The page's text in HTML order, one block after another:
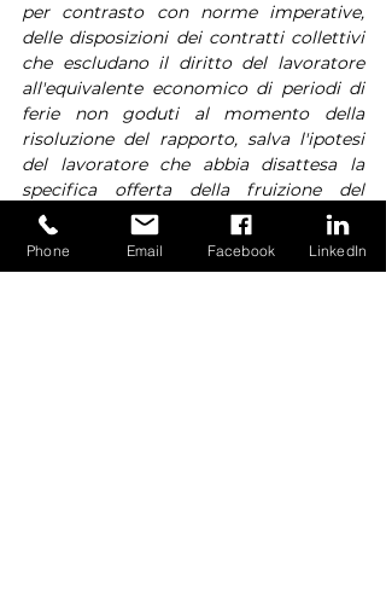
per contrasto con norme imperative,
delle disposizioni dei contratti collettivi
che escludano il diritto del lavoratore
all'equivalente economico di periodi di
ferie non goduti al momento della
risoluzione del rapporto, salva l'ipotesi
del lavoratore che abbia disattesa la
specifica offerta della fruizione del
periodo di ferie da parte del datore di
lavoro
” (Cass. 9 luglio 2012, n. 11462).
Phone Email Facebook LinkedIn